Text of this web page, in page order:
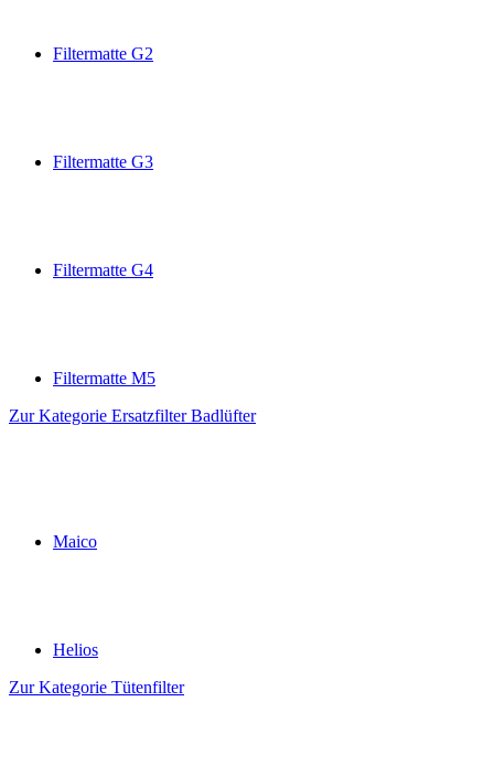
Filtermatte G2
Filtermatte G3
Filtermatte G4
Filtermatte M5
Zur Kategorie Ersatzfilter Badlüfter
Maico
Helios
Zur Kategorie Tütenfilter